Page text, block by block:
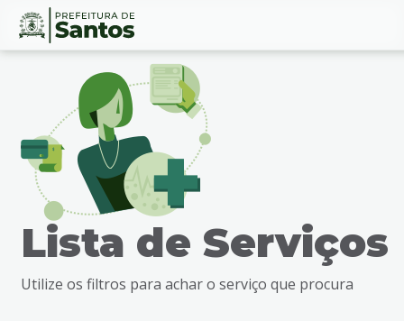
Ir
busca
Conteúdo
Lista de Serviços
Utilize os filtros para achar o serviço que procura